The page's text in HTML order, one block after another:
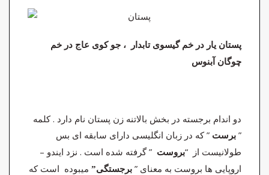
پستان یار در خم گیسوی تابدار ، جو کوی عاج در خم
چوگان آبنوس
دو اندام برجسته در بخش بالاتنه زن پستان نام دارد . کلمه
” برست ” که در زبان انگلیسی دارای سابقه ای بس
طولانیست از “بروست ” گرفته شده است . نزد ایندو –
اروپایی ها بروست به معنای ” برجستگی” میبوده است که